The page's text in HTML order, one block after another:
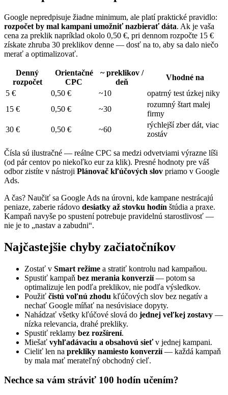
Google nepredpisuje žiadne minimum, ale platí praktické pravidlo:
rozpočet by mal kampani umožniť nazbierať dáta. Ak je vaša
cena za preklik napríklad okolo 0,50 €, pri dennom rozpočte 15 €
získate zhruba 30 preklikov denne — dosť na to, aby sa dalo niečo
merať a optimalizovať.
Denný
rozpočet
Orientačné
CPC
~ preklikov /
deň
Vhodné na
5 €
0,50 € ~10
opatrný test úzkej niky
15 €
0,50 € ~30
rozumný štart malej
firmy
30 €
0,50 € ~60
rýchlejší zber dát, viac
zostáv
Čísla sú ilustračné — reálne CPC sa medzi odvetviami výrazne líši
(od pár centov po niekoľko eur za klik). Presné hodnoty pre váš
odbor zistíte v nástroji Plánovač kľúčových slov priamo v Google
Ads.
A čas? Naučiť sa Google Ads na úrovni, kde kampane nestrácajú
peniaze, zaberie rádovo desiatky až stovku hodín štúdia a praxe.
Kampaň navyše po spustení potrebuje pravidelnú starostlivosť —
nie je to „nastav a zabudni“.
Najčastejšie chyby začiatočníkov
Zostať v Smart režime a stratiť kontrolu nad kampaňou.
Spustiť kampaň bez merania konverzií— potom sa
optimalizuje len podľa preklikov, nie podľa výsledkov.
Použiť čistú voľnú zhodu kľúčových slov bez negatív a
nechať Google míňať na nesúvisiace dopyty.
Nahádzať všetky kľúčové slová do jednej veľkej zostavy —
nízka relevancia, drahé prekliky.
Spustiť reklamy bez rozšírení.
Miešať vyhľadávaciu a obsahovú sieťv jednej kampani.
Cieliť len na prekliky namiesto konverzií— každá kampaň
by mala mať merateľný obchodný cieľ.
Nechce sa vám stráviť 100 hodín učením?